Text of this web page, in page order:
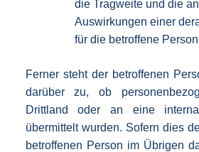
die Tragweite und die
Auswirkungen einer
für die betroffene Person
Ferner steht der betroffenen
darüber zu, ob
Drittland oder an eine
übermittelt wurden. Sofern dies
betroffenen Person im Übrigen